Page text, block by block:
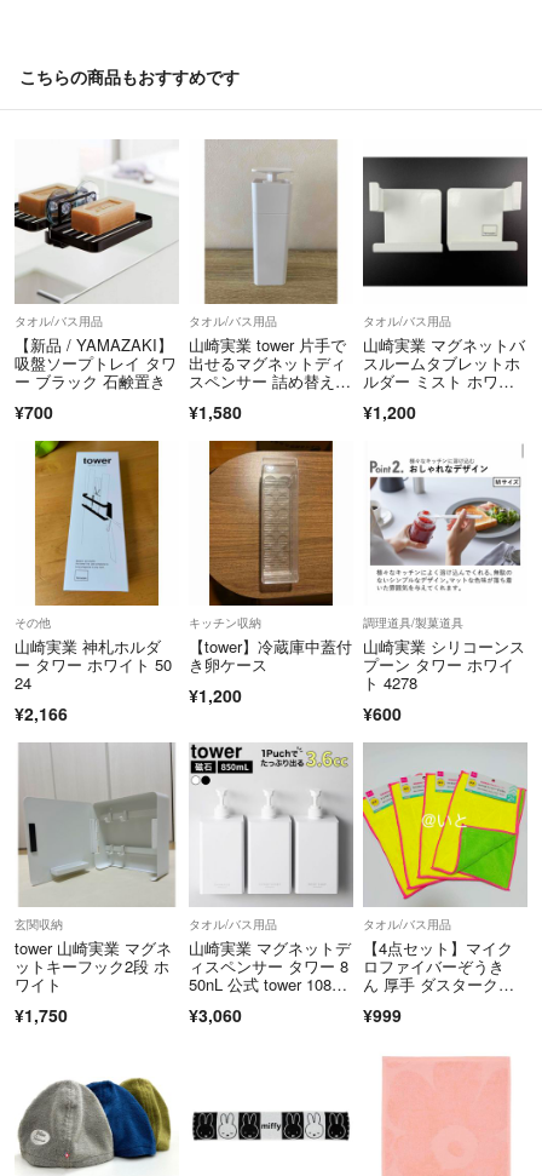
こちらの商品もおすすめです
タオル/バス用品
【新品 / YAMAZAKI】
吸盤ソープトレイ タワ
ー ブラック 石鹸置き
¥700
タオル/バス用品
山崎実業 tower 片手で
出せるマグネットディ
スペンサー 詰め替えボ
¥1,580
タオル/バス用品
山崎実業 マグネットバ
スルームタブレットホ
ルダー ミスト ホワイ
¥1,200
その他
山崎実業 神札ホルダ
ー タワー ホワイト 50
24
¥2,166
キッチン収納
【tower】冷蔵庫中蓋付
き卵ケース
¥1,200
調理道具/製菓道具
山崎実業 シリコーンス
プーン タワー ホワイ
ト 4278
¥600
玄関収納
tower 山崎実業 マグネ
ットキーフック2段 ホ
ワイト
¥1,750
タオル/バス用品
山崎実業 マグネットデ
ィスペンサー タワー 8
50nL 公式 tower 1085
0862 10863 ホワイ
¥3,060
タオル/バス用品
【4点セット】マイク
ロファイバーぞうき
ん 厚手 ダスタークロ
¥999